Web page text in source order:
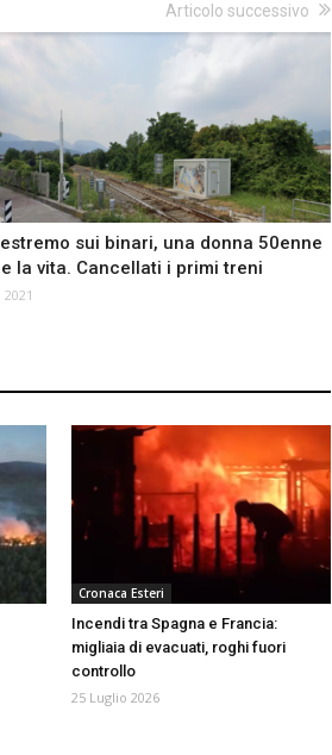
Articolo successivo
sui binari, una donna 50enne
la vita. Cancellati i primi treni
Cronaca Esteri
Incendi tra Spagna e Francia:
migliaia di evacuati, roghi fuori
controllo
25 Luglio 2026